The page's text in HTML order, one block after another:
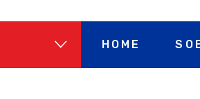
HOME